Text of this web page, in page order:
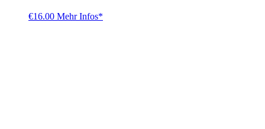
€16.00 Mehr Infos*